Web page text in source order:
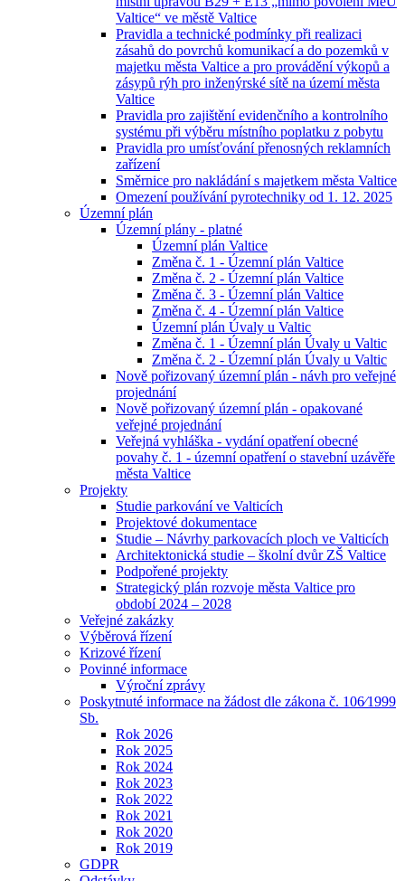
Valtice“ ve městě Valtice
Pravidla a technické podmínky při realizaci
zásahů do povrchů komunikací a do pozemků v
majetku města Valtice a pro provádění výkopů a
zásypů rýh pro inženýrské sítě na území města
Valtice
Pravidla pro zajištění evidenčního a kontrolního
systému při výběru místního poplatku z pobytu
Pravidla pro umísťování přenosných reklamních
zařízení
Směrnice pro nakládání s majetkem města Valtice
Omezení používání pyrotechniky od 1. 12. 2025
Územní plán
Územní plány - platné
Územní plán Valtice
Změna č. 1 - Územní plán Valtice
Změna č. 2 - Územní plán Valtice
Změna č. 3 - Územní plán Valtice
Změna č. 4 - Územní plán Valtice
Územní plán Úvaly u Valtic
Změna č. 1 - Územní plán Úvaly u Valtic
Změna č. 2 - Územní plán Úvaly u Valtic
Nově pořizovaný územní plán - návh pro veřejné
projednání
Nově pořizovaný územní plán - opakované
veřejné projednání
Veřejná vyhláška - vydání opatření obecné
povahy č. 1 - územní opatření o stavební uzávěře
města Valtice
Projekty
Studie parkování ve Valticích
Projektové dokumentace
Studie – Návrhy parkovacích ploch ve Valticích
Architektonická studie – školní dvůr ZŠ Valtice
Podpořené projekty
Strategický plán rozvoje města Valtice pro
období 2024 – 2028
Veřejné zakázky
Výběrová řízení
Krizové řízení
Povinné informace
Výroční zprávy
Poskytnuté informace na žádost dle zákona č. 106⁄1999
Sb.
Rok 2026
Rok 2025
Rok 2024
Rok 2023
Rok 2022
Rok 2021
Rok 2020
Rok 2019
GDPR